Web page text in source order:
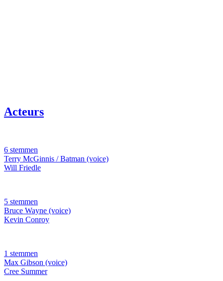
Acteurs
6 stemmen
Terry McGinnis / Batman (voice)
Will Friedle
5 stemmen
Bruce Wayne (voice)
Kevin Conroy
1 stemmen
Max Gibson (voice)
Cree Summer